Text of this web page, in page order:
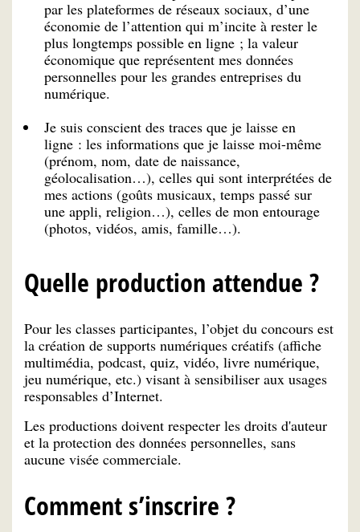
par les plateformes de réseaux sociaux, d’une
économie de l’attention qui m’incite à rester le
plus longtemps possible en ligne ; la valeur
économique que représentent mes données
personnelles pour les grandes entreprises du
numérique.
Je suis conscient des traces que je laisse en
ligne : les informations que je laisse moi-même
(prénom, nom, date de naissance,
géolocalisation…), celles qui sont interprétées de
mes actions (goûts musicaux, temps passé sur
une appli, religion…), celles de mon entourage
(photos, vidéos, amis, famille…).
Quelle production attendue ?
Pour les classes participantes, l’objet du concours est
la création de supports numériques créatifs (affiche
multimédia, podcast, quiz, vidéo, livre numérique,
jeu numérique, etc.) visant à sensibiliser aux usages
responsables d’Internet.
Les productions doivent respecter les droits d'auteur
et la protection des données personnelles, sans
aucune visée commerciale.
Comment s’inscrire ?